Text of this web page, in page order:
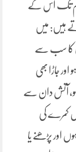
تک اس کے
جگہ فرماتے ہیں: میں
کا سب سے
جاڑا بھی
آتش دان سے
کمرے کی
اور پڑھنے یا